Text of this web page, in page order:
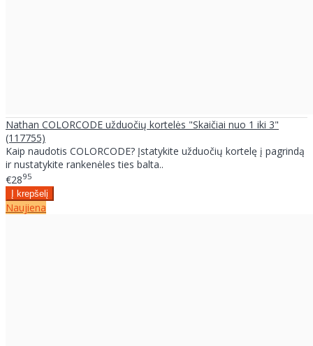
Nathan COLORCODE užduočių kortelės "Skaičiai nuo 1 iki 3"
(117755)
Kaip naudotis COLORCODE? Įstatykite užduočių kortelę į pagrindą
ir nustatykite rankenėles ties balta..
€2895
Naujiena